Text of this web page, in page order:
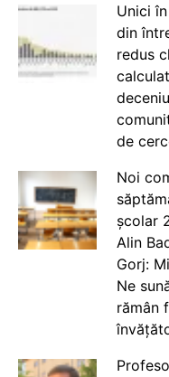
Unici
din
redus
de
Noi
școlar
Alin
Gorj:
Ne
rămân